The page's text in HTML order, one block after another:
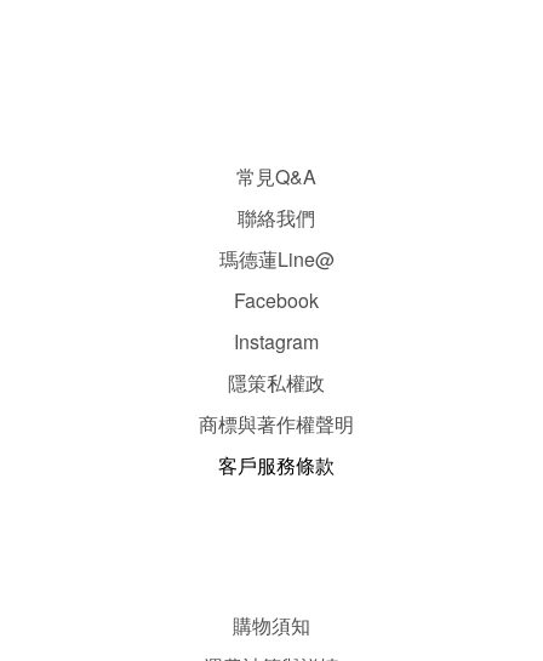
常見Q&A
聯絡我們
瑪德蓮Line@
Facebook
Instagram
隱策私權政
商標與著作權聲明
客戶服務條款
購物須知